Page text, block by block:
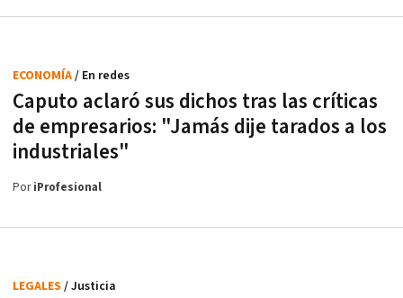
Caputo aclaró sus dichos tras las críticas
de empresarios: "Jamás dije tarados a los
industriales"
ECONOMÍA/ En redes
PoriProfesional
LEGALES / Justicia